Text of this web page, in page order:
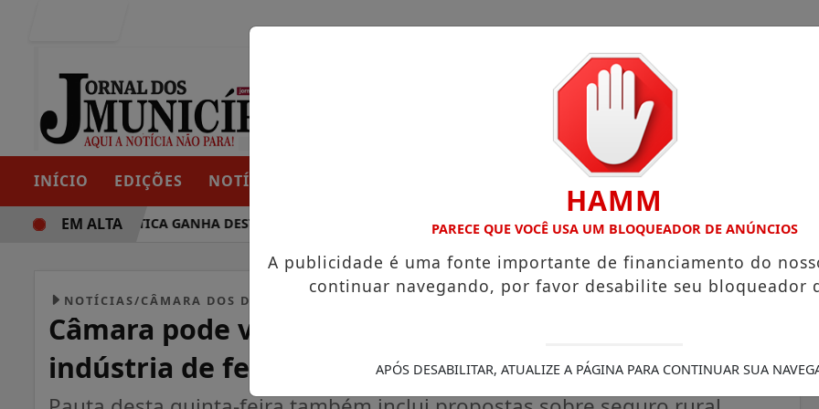
INÍCIO EDIÇÕES NOTÍCIAS
POLÍTICA GANHA DESTAQUE EM PORTO GRANDE COM ATUAÇÃO VOLTADA AO MUNICÍPIO RECEITA FEDERAL
EM ALTA
NOTÍCIAS/CÂMARA DOS DEPUTADOS
Câmara pode votar programa para desenvolver
indústria de fertilizantes
HAMM
PARECE QUE VOCÊ USA UM BLOQUEADOR DE ANÚNCIOS
A publicidade é uma fonte importante de financiamento do
continuar navegando, por favor desabilite seu bloqueador
APÓS DESABILITAR, ATUALIZE A PÁGINA PARA CONTINUAR SUA